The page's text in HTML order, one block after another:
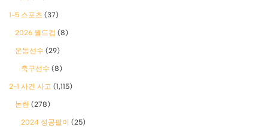
1-5 스포츠 (37)
2026 월드컵 (8)
운동선수 (29)
축구선수 (8)
2-1 사건 사고 (1,115)
논란 (278)
2024 성공팔이 (25)